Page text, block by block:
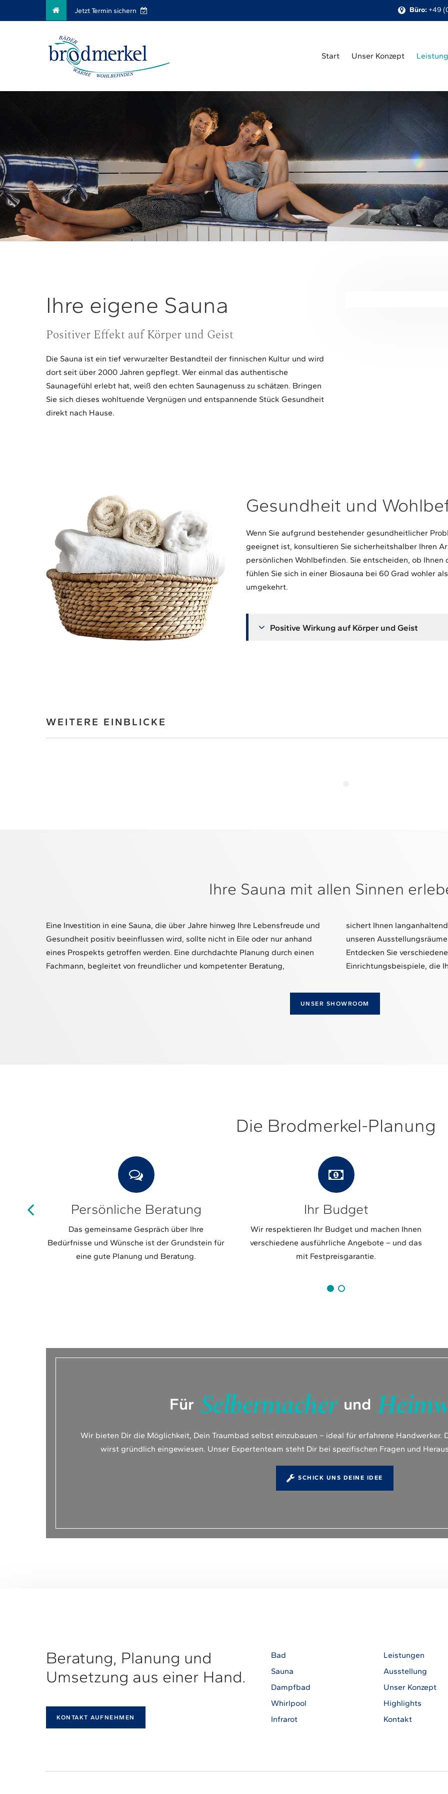
Jetzt Termin sichern Büro: +49
Start Unser Konzept
Ihre eigene Sauna
Positiver Effekt auf Körper und Geist
Die Sauna ist ein tief verwurzelter Bestandteil der finnischen Kultur und wird
dort seit über 2000 Jahren gepflegt. Wer einmal das authentische
Saunagefühl erlebt hat, weiß den echten Saunagenuss zu schätzen. Bringen
Sie sich dieses wohltuende Vergnügen und entspannende Stück Gesundheit
direkt nach Hause.
Gesundheit und
Wenn Sie aufgrund bestehender gesundheitlicher
geeignet ist, konsultieren Sie sicherheitshalber Ihren
persönlichen Wohlbefinden. Sie entscheiden, ob
fühlen Sie sich in einer Biosauna bei 60 Grad wohler
umgekehrt.
Positive Wirkung auf Körper und Geist
WEITERE EINBLICKE
Ihre Sauna mit allen Sinnen
Eine Investition in eine Sauna, die über Jahre hinweg Ihre Lebensfreude und
Gesundheit positiv beeinflussen wird, sollte nicht in Eile oder nur anhand
eines Prospekts getroffen werden. Eine durchdachte Planung durch einen
Fachmann, begleitet von freundlicher und kompetenter Beratung,
sichert Ihnen
unseren
Entdecken Sie
Einrichtungsbeispiele, die
UNSER SHOWROOM
Die Brodmerkel-Planung
Persönliche Beratung
Das gemeinsame Gespräch über Ihre
Bedürfnisse und Wünsche ist der Grundstein für
eine gute Planung und Beratung.
Ihr Budget
Wir respektieren Ihr Budget und machen Ihnen
verschiedene ausführliche Angebote – und das
mit Festpreisgarantie.
Für Selbermacher und
Wir bieten Dir die Möglichkeit, Dein Traumbad selbst einzubauen – ideal für erfahrene Handwerker.
wirst gründlich eingewiesen. Unser Expertenteam steht Dir bei spezifischen Fragen und
SCHICK UNS DEINE IDEE
Beratung, Planung und
Umsetzung aus einer Hand.
KONTAKT AUFNEHMEN
Bad
Sauna
Dampfbad
Whirlpool
Infrarot
Leistungen
Ausstellung
Unser Konzept
Highlights
Kontakt